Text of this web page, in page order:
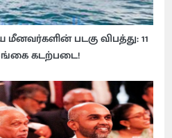
படகு விபத்து: 11
கடற்படை!